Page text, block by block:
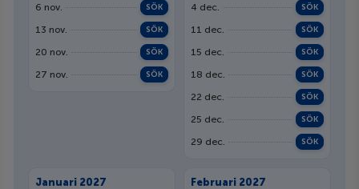
6 nov. SÖK
13 nov. SÖK
20 nov. SÖK
27 nov. SÖK
4 dec. SÖK
11 dec. SÖK
15 dec. SÖK
18 dec. SÖK
22 dec. SÖK
25 dec. SÖK
29 dec. SÖK
Januari 2027 Februari 2027